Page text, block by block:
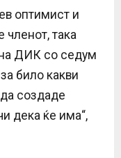
оптимист и
членот, така
ДИК со седум
било какви
создаде
дека ќе има“,